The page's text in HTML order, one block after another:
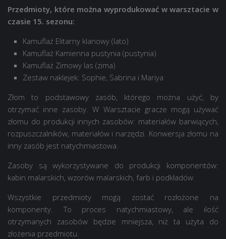
Przedmioty, które można wyprodukować w warsztacie w
czasie 15. sezonu:
Kamuflaż Elitarny klanowy (lato)
Kamuflaż Kamienna pustynia (pustynia)
Kamuflaż Zimowy las (zima)
Zestaw naklejek: Sophie, Sabrina i Mariya
Złom to podstawowy zasób, którego można użyć, by
otrzymać inne zasoby. W Warsztacie gracze mogą używać
złomu do produkcji innych zasobów: materiałów barwiących,
rozpuszczalników, materiałów i narzędzi. Konwersja złomu na
inny zasób jest natychmiastowa.
Zasoby są wykorzystywane do produkcji komponentów:
kabin malarskich, wzorów malarskich, farb i podkładów.
Wszystkie przedmioty mogą zostać rozłożone na
komponenty. To proces natychmiastowy, ale ilość
otrzymanych zasobów będzie mniejsza, niż ta użyta do
złożenia przedmiotu.